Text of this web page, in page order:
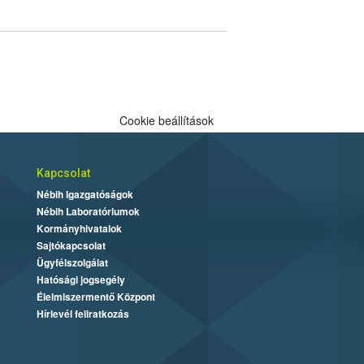
Cookie beállítások
Kapcsolat
Nébih Igazgatóságok
Nébih Laboratóriumok
Kormányhivatalok
Sajtókapcsolat
Ügyfélszolgálat
Hatósági jogsegély
Élelmiszermentő Központ
Hírlevél feliratkozás